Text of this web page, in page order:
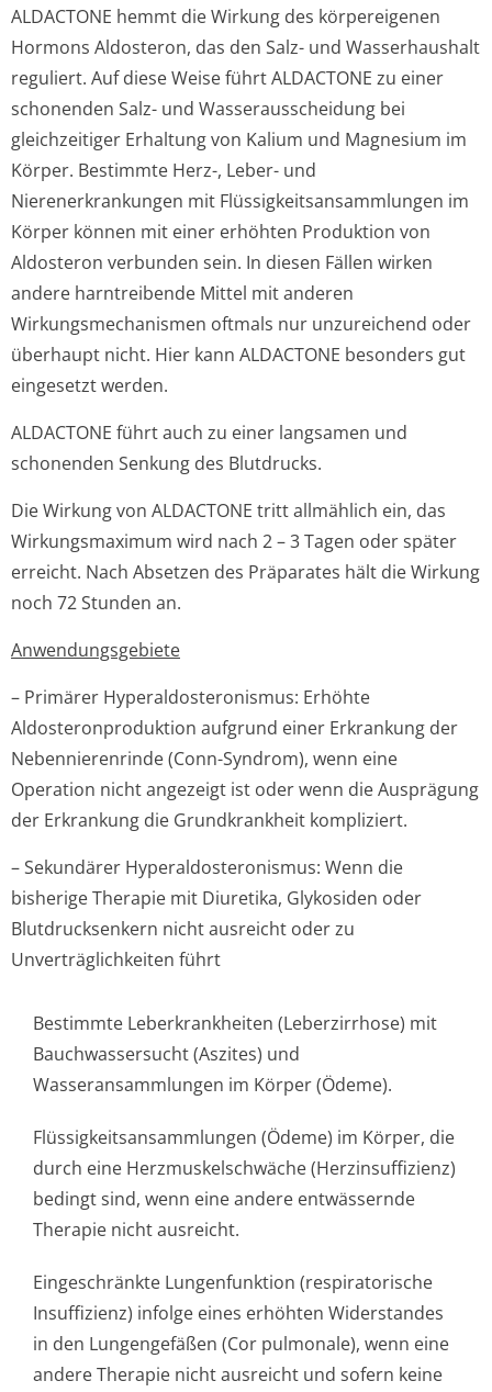
ALDACTONE hemmt die Wirkung des körpereigenen
Hormons Aldosteron, das den Salz- und Wasserhaushalt
reguliert. Auf diese Weise führt ALDACTONE zu einer
schonenden Salz- und Wasserausscheidung bei
gleichzeitiger Erhaltung von Kalium und Magnesium im
Körper. Bestimmte Herz-, Leber- und
Nierenerkrankungen mit Flüssigkeitsan­sammlungen im
Körper können mit einer erhöhten Produktion von
Aldosteron verbunden sein. In diesen Fällen wirken
andere harntreibende Mittel mit anderen
Wirkungsmechanismen oftmals nur unzureichend oder
überhaupt nicht. Hier kann ALDACTONE besonders gut
eingesetzt werden.
ALDACTONE führt auch zu einer langsamen und
schonenden Senkung des Blutdrucks.
Die Wirkung von ALDACTONE tritt allmählich ein, das
Wirkungsmaximum wird nach 2 – 3 Tagen oder später
erreicht. Nach Absetzen des Präparates hält die Wirkung
noch 72 Stunden an.
Anwendungsgebiete
– Primärer Hyperaldostero­nismus: Erhöhte
Aldosteronpro­duktion aufgrund einer Erkrankung der
Nebennierenrinde (Conn-Syndrom), wenn eine
Operation nicht angezeigt ist oder wenn die Ausprägung
der Erkrankung die Grundkrankheit kompliziert.
– Sekundärer Hyperaldostero­nismus: Wenn die
bisherige Therapie mit Diuretika, Glykosiden oder
Blutdrucksenkern nicht ausreicht oder zu
Unverträglichke­iten führt
Bestimmte Leberkrankheiten (Leberzirrhose) mit
Bauchwassersucht (Aszites) und
Wasseransammlungen im Körper (Ödeme).
Flüssigkeitsan­sammlungen (Ödeme) im Körper, die
durch eine Herzmuskelschwäche (Herzinsuffizienz)
bedingt sind, wenn eine andere entwässernde
Therapie nicht ausreicht.
Eingeschränkte Lungenfunktion (respiratorische
Insuffizienz) infolge eines erhöhten Widerstandes
in den Lungengefäßen (Cor pulmonale), wenn eine
andere Therapie nicht ausreicht und sofern keine